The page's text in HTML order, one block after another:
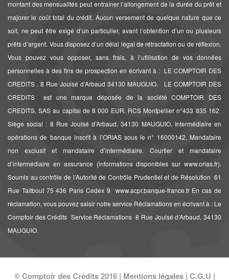
montant des mensualités peut entraîner l’allongement de la durée du prêt et
majorer le coût total du crédit. Aucun versement de quelque nature que ce
soit, ne peut être exigé d’un particulier, avant l’obtention d’un ou plusieurs
prêts d’argent. Vous disposez d’un délai légal de rétractation ou de réflexion.
Vous pouvez vous opposer, sans frais, à l’utilisation de vos données
personnelles à des fins de prospection en écrivant à : LE COMPTOIR DES
CREDITS . 8 Rue Jouisé d’Arbaud 34130 MAUGUIO. LE COMPTOIR DES
CREDITS est une marque déposée de la société COMPTOIR DES
CREDITS, SAS au capital de 8 000 EUR. RCS Montpellier n°433 835 162 
Siège social : 8 Rue Jouisé d’Arbaud, 34130 MAUGUIO. Intermédiaire en
opérations de banque inscrit à l’ORIAS sous le n° 16000142, Mandataire
non exclusif et mandataire d’intermédiaire. Courtier et mandataire
d’intermédiaire en assurance (informations disponibles sur www.orias.fr).
Soumis au contrôle de l’Autorité de Contrôle Prudentiel et de Résolution  61
Rue Taitbout 75 436 Paris Cedex 9  www.acpr.banque-france.fr En cas de
réclamation, vous pouvez saisir notre service Réclamations en écrivant à : Le
Comptoir des Crédits  Service Réclamations  8 Rue Jouisé d’Arbaud, 34130
MAUGUIO.
© Comptoir des Crédits 2016 | Mentions légales| C.G.U |